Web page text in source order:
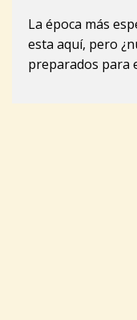
La época más
esta aquí, pero
preparados para